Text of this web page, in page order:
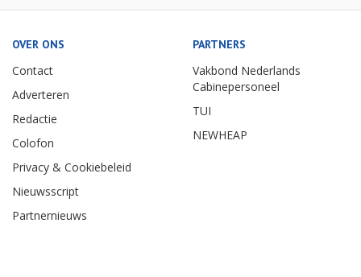
OVER ONS
Contact
Adverteren
Redactie
Colofon
Privacy & Cookiebeleid
Nieuwsscript
Partnernieuws
PARTNERS
Vakbond Nederlands
Cabinepersoneel
TUI
NEWHEAP